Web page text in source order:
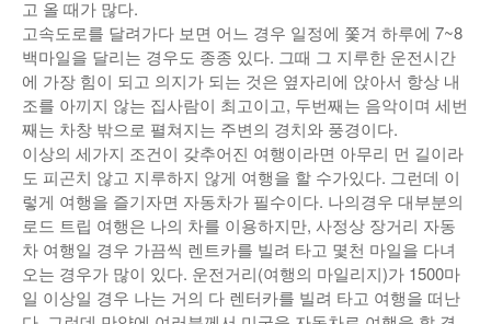
고 올 때가 많다.
고속도로를 달려가다 보면 어느 경우 일정에 쫓겨 하루에 7~8
백마일을 달리는 경우도 종종 있다. 그때 그 지루한 운전시간
에 가장 힘이 되고 의지가 되는 것은 옆자리에 앉아서 항상 내
조를 아끼지 않는 집사람이 최고이고, 두번째는 음악이며 세번
째는 차창 밖으로 펼쳐지는 주변의 경치와 풍경이다.
이상의 세가지 조건이 갖추어진 여행이라면 아무리 먼 길이라
도 피곤치 않고 지루하지 않게 여행을 할 수가있다. 그런데 이
렇게 여행을 즐기자면 자동차가 필수이다. 나의경우 대부분의
로드 트립 여행은 나의 차를 이용하지만, 사정상 장거리 자동
차 여행일 경우 가끔씩 렌트카를 빌려 타고 몇천 마일을 다녀
오는 경우가 많이 있다. 운전거리(여행의 마일리지)가 1500마
일 이상일 경우 나는 거의 다 렌터카를 빌려 타고 여행을 떠난